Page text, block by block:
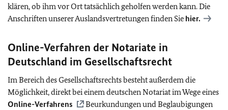
klären, ob ihm vor Ort tatsächlich geholfen werden kann. Die
Anschriften unserer Auslandsvertretungen finden Sie hier.
Online-Verfahren der Notariate in
Deutschland im Gesellschaftsrecht
Im Bereich des Gesellschaftsrechts besteht außerdem die
Möglichkeit, direkt bei einem deutschen Notariat im Wege eines
Online-Verfahrens
Beurkundungen und Beglaubigungen